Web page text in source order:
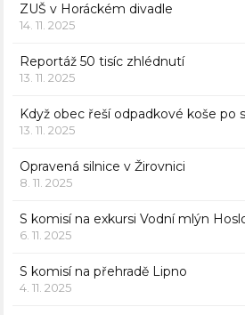
ZUŠ v Horáckém divadle
14. 11. 2025
Reportáž 50 tisíc zhlédnutí
13. 11. 2025
Když obec řeší odpadkové koše po
13. 11. 2025
Opravená silnice v Žirovnici
8. 11. 2025
S komisí na exkursi Vodní mlýn
6. 11. 2025
S komisí na přehradě Lipno
4. 11. 2025